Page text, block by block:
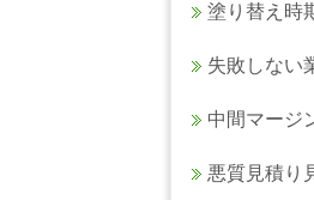
塗り替え時
失敗しない
中間マージ
悪質見積り